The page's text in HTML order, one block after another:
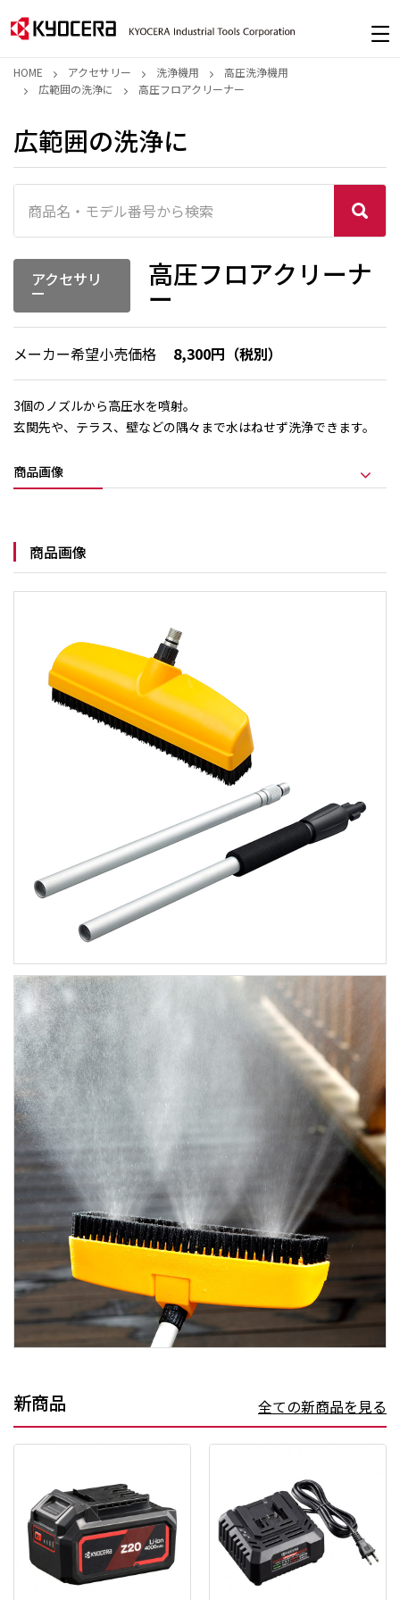
HOME アクセサリー 洗浄機用
高圧洗浄機用
広範囲の洗浄に
高圧フロアクリーナー
広範囲の洗浄に
アクセサリ
ー
高圧フロアクリーナ
ー
メーカー希望小売価格 8,300円（税別）
3個のノズルから高圧水を噴射。
玄関先や、テラス、壁などの隅々まで水はねせず洗浄できます。
商品画像
商品画像
新商品 全ての新商品を見る